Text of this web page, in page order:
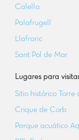
Calella
Palafrugell
Llafranc
Sant Pol de Mar
Lugares para
Sitio histórico Torre
Crique de Corb
Parque acuático